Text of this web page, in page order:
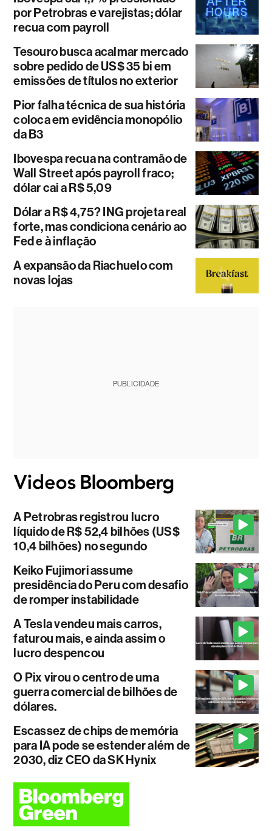
por Petrobras e varejistas; dólar
recua com payroll
Tesouro busca acalmar mercado
sobre pedido de US$ 35 bi em
emissões de títulos no exterior
Pior falha técnica de sua história
coloca em evidência monopólio
da B3
Ibovespa recua na contramão de
Wall Street após payroll fraco;
dólar cai a R$ 5,09
Dólar a R$ 4,75? ING projeta real
forte, mas condiciona cenário ao
Fed e à inflação
A expansão da Riachuelo com
novas lojas
PUBLICIDADE
A Petrobras registrou lucro
líquido de R$ 52,4 bilhões (US$
10,4 bilhões) no segundo
Keiko Fujimori assume
presidência do Peru com desafio
de romper instabilidade
A Tesla vendeu mais carros,
faturou mais, e ainda assim o
lucro despencou
O Pix virou o centro de uma
guerra comercial de bilhões de
dólares.
Escassez de chips de memória
para IA pode se estender além de
2030, diz CEO da SK Hynix